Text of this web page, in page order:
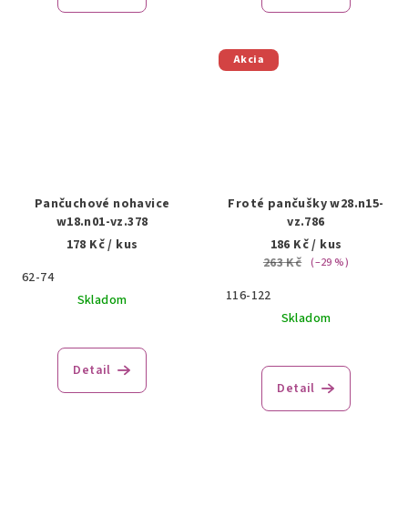
Pančuchové nohavice
w18.n01-vz.378
178 Kč/ kus
62-74
Skladom
Detail
Akcia
Froté pančušky w28.n15-
vz.786
186 Kč/ kus
263 Kč (–29 %)
116-122
Skladom
Detail